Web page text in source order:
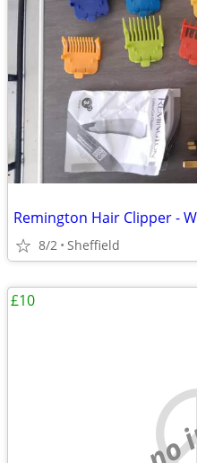
Remington Hair Clipper -
8/2 Sheffield
£10